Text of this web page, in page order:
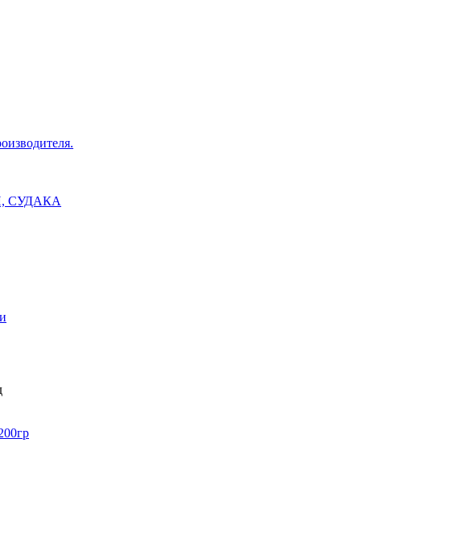
СУДАКА